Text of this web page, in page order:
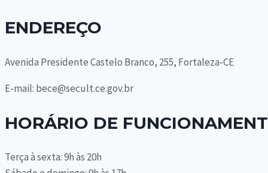
ENDEREÇO
Avenida Presidente Castelo Branco, 255, Fortaleza-CE
E-mail: bece@secult.ce.gov.br
HORÁRIO DE
Terça à sexta: 9h às 20h